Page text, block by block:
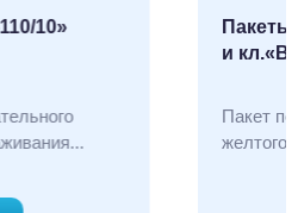
одноразовые кл.«Б»
термостойкий,
класса «Б»)...